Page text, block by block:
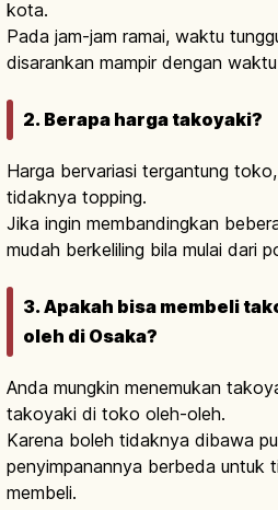
kota.
Pada jam-jam ramai, waktu
disarankan mampir dengan
2. Berapa harga takoyaki?
Harga bervariasi tergantung
tidaknya topping.
Jika ingin membandingkan
mudah berkeliling bila mulai dari
3. Apakah bisa membeli
oleh di Osaka?
Anda mungkin menemukan
takoyaki di toko oleh-oleh.
Karena boleh tidaknya dibawa
penyimpanannya berbeda untuk
membeli.